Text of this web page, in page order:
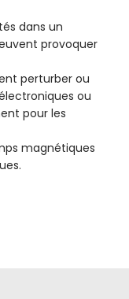
dans un
provoquer
perturber ou
ou
pour les
magnétiques